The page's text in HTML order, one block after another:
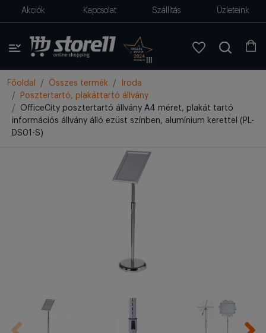
Akciók Kapcsolat Szállítás Üzleteink
Főoldal Összes termék
Iroda
Posztertartó, plakáttartó állvány
OfficeCity posztertartó állvány A4 méret, plakát tartó
információs állvány álló ezüst színben, alumínium kerettel (PL-
DS01-S)